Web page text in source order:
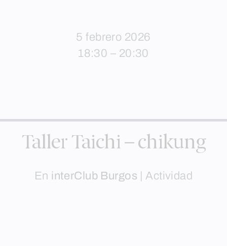
5 febrero 2026
18:30 – 20:30
Taller Taichi – chikung
En interClub Burgos Actividad